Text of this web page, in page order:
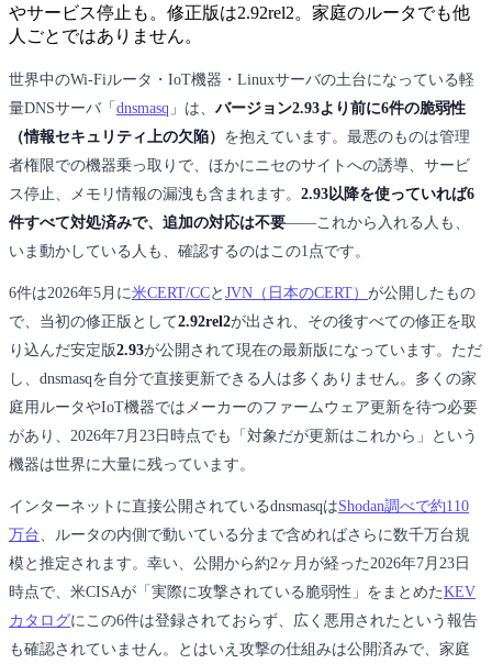
やサービス停止も。修正版は2.92rel2。家庭のルータでも他
人ごとではありません。
世界中のWi-Fiルータ・IoT機器・Linuxサーバの土台になっている軽
量DNSサーバ「 dnsmasq 」は、 バージョン2.93より前に6件の脆弱性
（情報セキュリティ上の欠陥） を抱えています。最悪のものは管理
者権限での機器乗っ取りで、ほかにニセのサイトへの誘導、サービ
ス停止、メモリ情報の漏洩も含まれます。 2.93以降を使っていれば6
件すべて対処済みで、追加の対応は不要——これから入れる人も、
いま動かしている人も、確認するのはこの1点です。
6件は2026年5月に米CERT/CCと JVN（日本のCERT） が公開したもの
で、当初の修正版として2.92rel2が出され、その後すべての修正を取
り込んだ安定版2.93が公開されて現在の最新版になっています。ただ
し、dnsmasqを自分で直接更新できる人は多くありません。多くの家
庭用ルータやIoT機器ではメーカーのファームウェア更新を待つ必要
があり、2026年7月23日時点でも「対象だが更新はこれから」という
機器は世界に大量に残っています。
インターネットに直接公開されているdnsmasqはShodan調べで約110
万台 、ルータの内側で動いている分まで含めればさらに数千万台規
模と推定されます。幸い、公開から約2ヶ月が経った2026年7月23日
時点で、米CISAが「実際に攻撃されている脆弱性」をまとめたKEV
カタログにこの6件は登録されておらず、広く悪用されたという報告
も確認されていません。とはいえ攻撃の仕組みは公開済みで、家庭